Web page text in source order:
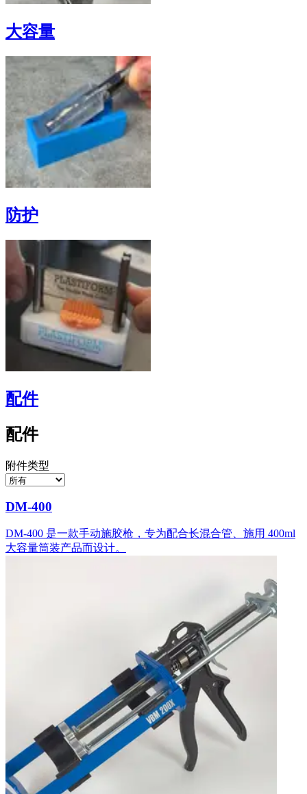
大容量
防护
配件
配件
附件类型
DM-400
DM-400 是一款手动施胶枪，专为配合长混合管、施用 400ml
大容量筒装产品而设计。